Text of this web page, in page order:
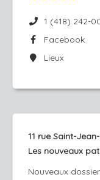
1 (418) 242-
Facebook
Lieux
11 rue Saint-
Les nouveaux
Nouveaux